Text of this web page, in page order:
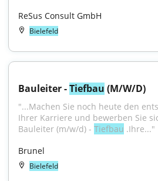
ReSus Consult GmbH
Bielefeld
Bauleiter - Tiefbau (M/W/D)
"...Machen Sie noch heute den
Ihrer Karriere und bewerben Sie
Bauleiter (m/w/d) - Tiefbau .Ihre..."
Brunel
Bielefeld